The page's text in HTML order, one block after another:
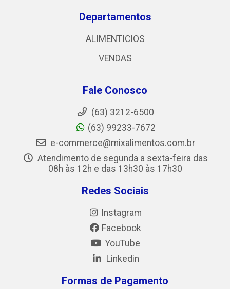
Departamentos
ALIMENTICIOS
VENDAS
Fale Conosco
(63) 3212-6500
(63) 99233-7672
e-commerce@mixalimentos.com.br
Atendimento de segunda a sexta-feira das
08h às 12h e das 13h30 às 17h30
Redes Sociais
Instagram
Facebook
YouTube
Linkedin
Formas de Pagamento